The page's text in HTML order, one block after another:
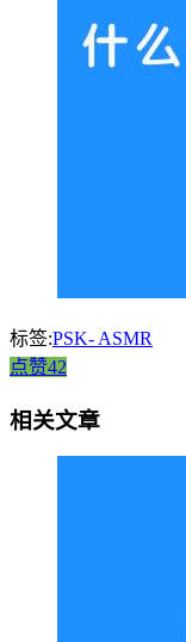
标签:PSK- ASMR
点赞42
相关文章